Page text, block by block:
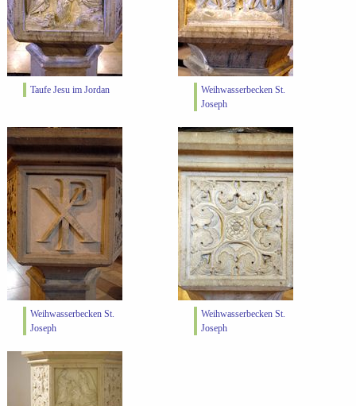
Taufe Jesu im Jordan
Weihwasserbecken St.
Joseph
Weihwasserbecken St.
Joseph
Weihwasserbecken St.
Joseph